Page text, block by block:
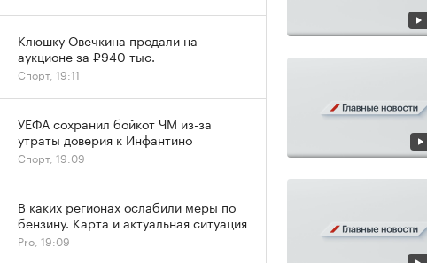
Клюшку Овечкина продали на
аукционе за ₽940 тыс.
Спорт, 19:11
УЕФА сохранил бойкот ЧМ из-за
утраты доверия к Инфантино
Спорт, 19:09
В каких регионах ослабили меры по
бензину. Карта и актуальная ситуация
Pro, 19:09